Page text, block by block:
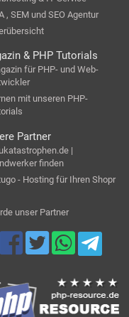
, SEM und SEO Agentur
& PHP Tutorials
für PHP- und Web-
mit unseren PHP-
Partner
|
finden
- Hosting für Ihren Shopr
unser Partner